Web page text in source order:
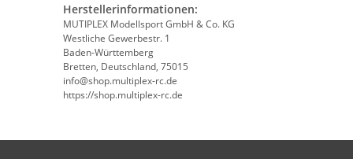
Herstellerinformationen:
MUTIPLEX Modellsport GmbH & Co. KG
Westliche Gewerbestr. 1
Baden-Württemberg
Bretten, Deutschland, 75015
info@shop.multiplex-rc.de
https://shop.multiplex-rc.de